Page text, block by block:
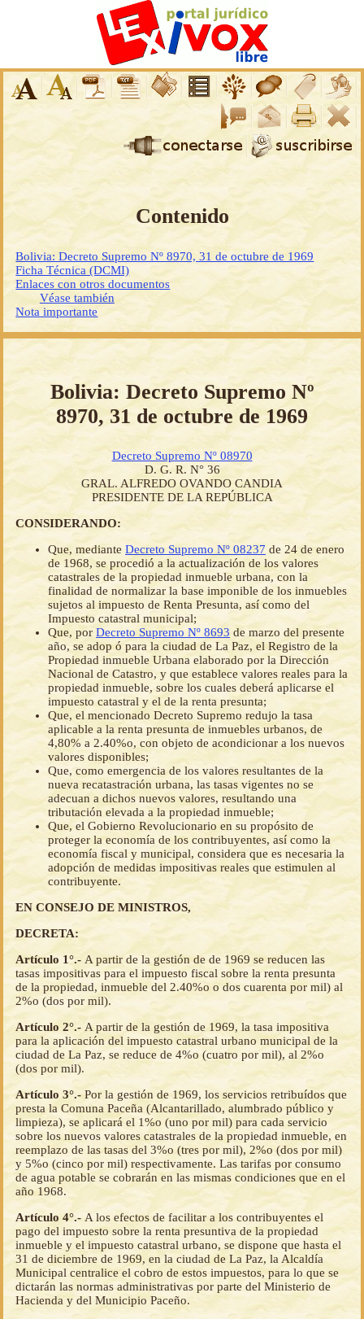
Contenido
Bolivia: Decreto Supremo Nº 8970, 31 de octubre de 1969
Ficha Técnica (DCMI)
Enlaces con otros documentos
Véase también
Nota importante
Bolivia: Decreto Supremo Nº
8970, 31 de octubre de 1969
Decreto Supremo Nº 08970
D. G. R. N° 36
GRAL. ALFREDO OVANDO CANDIA
PRESIDENTE DE LA REPÚBLICA
CONSIDERANDO:
Que, mediante Decreto Supremo Nº 08237 de 24 de enero
de 1968, se procedió a la actualización de los valores
catastrales de la propiedad inmueble urbana, con la
finalidad de normalizar la base imponible de los inmuebles
sujetos al impuesto de Renta Presunta, así como del
Impuesto catastral municipal;
Que, por Decreto Supremo Nº 8693 de marzo del presente
año, se adop ó para la ciudad de La Paz, el Registro de la
Propiedad inmueble Urbana elaborado por la Dirección
Nacional de Catastro, y que establece valores reales para la
propiedad inmueble, sobre los cuales deberá aplicarse el
impuesto catastral y el de la renta presunta;
Que, el mencionado Decreto Supremo redujo la tasa
aplicable a la renta presunta de inmuebles urbanos, de
4,80% a 2.40%o, con objeto de acondicionar a los nuevos
valores disponibles;
Que, como emergencia de los valores resultantes de la
nueva recatastración urbana, las tasas vigentes no se
adecuan a dichos nuevos valores, resultando una
tributación elevada a la propiedad inmueble;
Que, el Gobierno Revolucionario en su propósito de
proteger la economía de los contribuyentes, así como la
economía fiscal y municipal, considera que es necesaria la
adopción de medidas impositivas reales que estimulen al
contribuyente.
EN CONSEJO DE MINISTROS,
DECRETA:
Artículo 1°.- A partir de la gestión de de 1969 se reducen las
tasas impositivas para el impuesto fiscal sobre la renta presunta
de la propiedad, inmueble del 2.40%o o dos cuarenta por mil) al
2%o (dos por mil).
Artículo 2°.- A partir de la gestión de 1969, la tasa impositiva
para la aplicación del impuesto catastral urbano municipal de la
ciudad de La Paz, se reduce de 4%o (cuatro por mil), al 2%o
(dos por mil).
Artículo 3°.-Por la gestión de 1969, los servicios retribuídos que
presta la Comuna Paceña (Alcantarillado, alumbrado público y
limpieza), se aplicará el 1%o (uno por mil) para cada servicio
sobre los nuevos valores catastrales de la propiedad inmueble, en
reemplazo de las tasas del 3%o (tres por mil), 2%o (dos por mil)
y 5%o (cinco por mil) respectivamente. Las tarifas por consumo
de agua potable se cobrarán en las mismas condiciones que en el
año 1968.
Artículo 4°.- A los efectos de facilitar a los contribuyentes el
pago del impuesto sobre la renta presuntiva de la propiedad
inmueble y el impuesto catastral urbano, se dispone que hasta el
31 de diciembre de 1969, en la ciudad de La Paz, la Alcaldía
Municipal centralice el cobro de estos impuestos, para lo que se
dictarán las normas administrativas por parte del Ministerio de
Hacienda y del Municipio Paceño.